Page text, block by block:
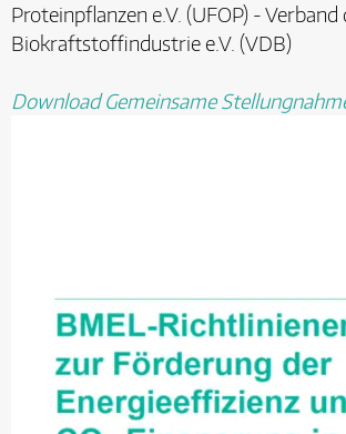
Proteinpflanzen e.V. (UFOP) -
Biokraftstoffindustrie e.V. (VDB)
Download Gemeinsame